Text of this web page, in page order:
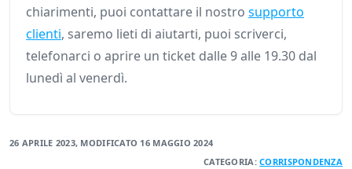
chiarimenti, puoi contattare il nostro supporto
clienti, saremo lieti di aiutarti, puoi scriverci,
telefonarci o aprire un ticket dalle 9 alle 19.30 dal
lunedì al venerdì.
26 APRILE 2023, MODIFICATO 16 MAGGIO 2024
CATEGORIA:CORRISPONDENZA